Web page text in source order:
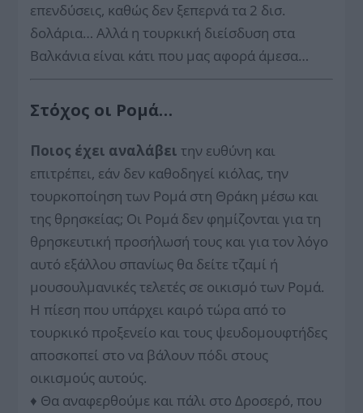
επενδύσεις, καθώς δεν ξεπερνά τα 2 δισ.
δολάρια… Αλλά η τουρκική διείσδυση στα
Βαλκάνια είναι κάτι που μας αφορά άμεσα…
Στόχος οι Ρομά…
Ποιος έχει αναλάβει την ευθύνη και
επιτρέπει, εάν δεν καθοδηγεί κιόλας, την
τουρκοποίηση των Ρομά στη Θράκη μέσω και
της θρησκείας; Οι Ρομά δεν φημίζονται για τη
θρησκευτική προσήλωσή τους και για τον λόγο
αυτό εξάλλου σπανίως θα δείτε τζαμί ή
μουσουλμανικές τελετές σε οικισμό των Ρομά.
Η πίεση που υπάρχει καιρό τώρα από το
τουρκικό προξενείο και τους ψευδομουφτήδες
αποσκοπεί στο να βάλουν πόδι στους
οικισμούς αυτούς.
♦ Θα αναφερθούμε και πάλι στο Δροσερό, που